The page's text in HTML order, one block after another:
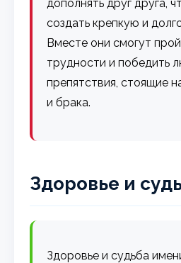
дополнять друг друга,
создать крепкую и
Вместе они смогут
трудности и победить
препятствия, стоящие
и брака.
Здоровье и
Здоровье и судьба